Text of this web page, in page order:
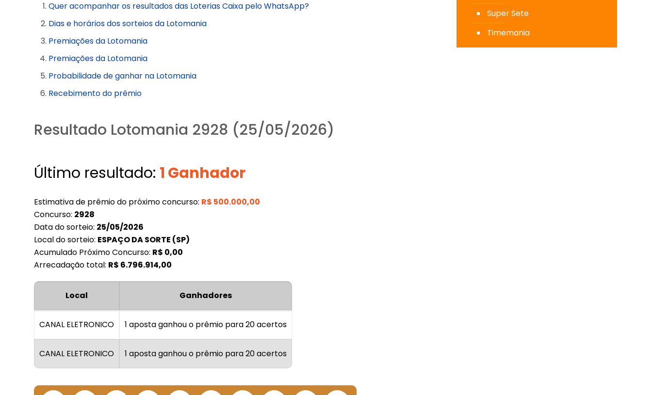
Quer acompanhar os resultados das Loterias Caixa pelo WhatsApp?
Dias e horários dos sorteios da Lotomania
Premiações da Lotomania
Premiações da Lotomania
Probabilidade de ganhar na Lotomania
Recebimento do prêmio
Resultado Lotomania 2928 (25/05/2026)
Último resultado: 1 Ganhador
Estimativa de prêmio do próximo concurso: R$ 500.000,00
Concurso: 2928
Data do sorteio: 25/05/2026
Local do sorteio: ESPAÇO DA SORTE (SP)
Acumulado Próximo Concurso: R$ 0,00
Arrecadação total: R$ 6.796.914,00
Local Ganhadores
CANAL ELETRONICO 1 aposta ganhou o prêmio para 20 acertos
CANAL ELETRONICO 1 aposta ganhou o prêmio para 20 acertos
Super Sete
Timemania